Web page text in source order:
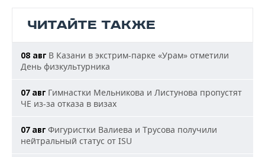
ЧИТАЙТЕ ТАКЖЕ
08 авг В Казани в экстрим-парке «Урам» отметили
День физкультурника
07 авг Гимнастки Мельникова и Листунова пропустят
ЧЕ из-за отказа в визах
07 авг Фигуристки Валиева и Трусова получили
нейтральный статус от ISU